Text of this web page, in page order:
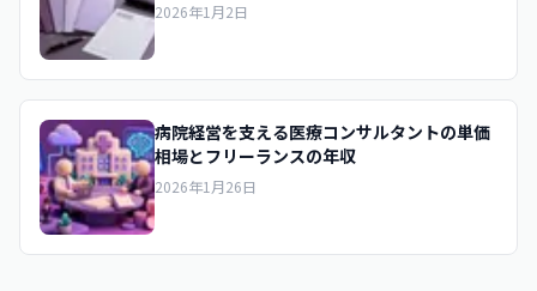
2026年1月2日
病院経営を支える医療コンサルタントの単価
相場とフリーランスの年収
2026年1月26日